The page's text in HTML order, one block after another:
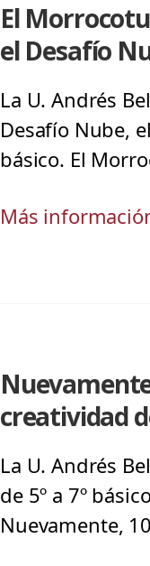
El
el Desafío
La U. Andrés
Desafío Nube,
básico. El
Más
creatividad
La U. Andrés
de 5º a 7º
Nuevamente,